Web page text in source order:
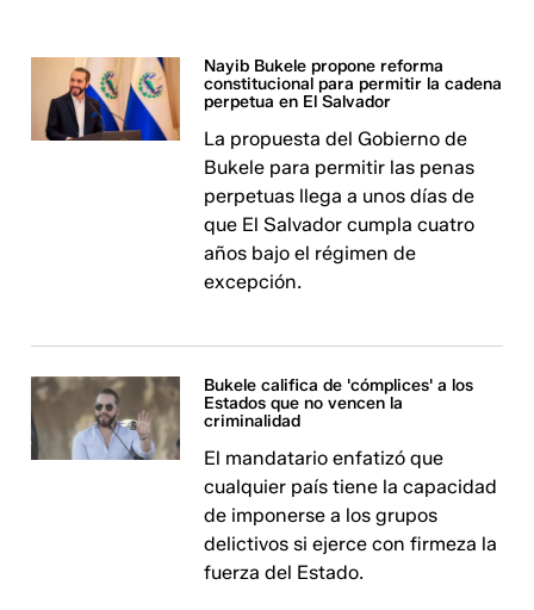
Nayib Bukele propone reforma
constitucional para permitir la cadena
perpetua en El Salvador
La propuesta del Gobierno de
Bukele para permitir las penas
perpetuas llega a unos días de
que El Salvador cumpla cuatro
años bajo el régimen de
excepción.
Bukele califica de 'cómplices' a los
Estados que no vencen la
criminalidad
El mandatario enfatizó que
cualquier país tiene la capacidad
de imponerse a los grupos
delictivos si ejerce con firmeza la
fuerza del Estado.